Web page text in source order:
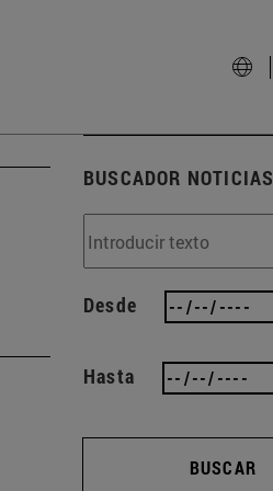
BUSCADOR NOTICIAS
Desde
Hasta
BUSCAR